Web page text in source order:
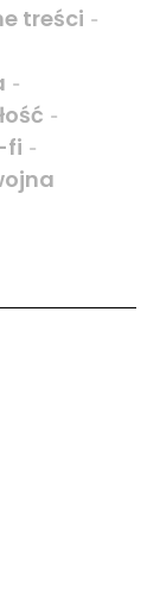
treści -
-
-
fi -